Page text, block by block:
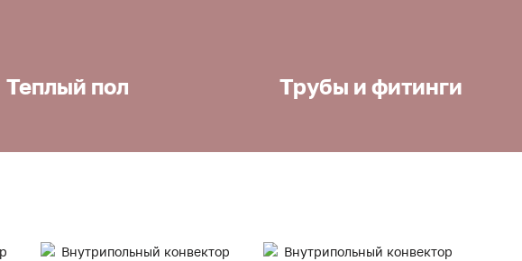
Теплый пол Трубы и фитинги